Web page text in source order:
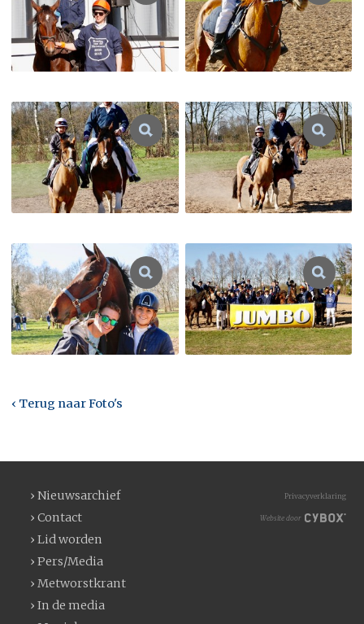
‹ Terug naar Foto's
› Nieuwsarchief
› Contact
› Lid worden
› Pers/Media
› Metworstkrant
› In de media
Privacyverklaring
Website door